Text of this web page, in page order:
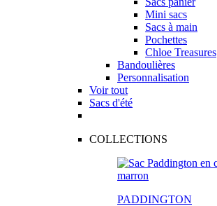
Mini sacs
Sacs à main
Pochettes
Chloe Treasures
Bandoulières
Personnalisation
Voir tout
Sacs d'été
COLLECTIONS
PADDINGTON